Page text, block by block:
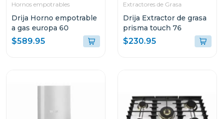
Hornos empotrables
Drija Horno empotrable
a gas europa 60
$589.95
Extractores de Grasa
Drija Extractor de grasa
prisma touch 76
$230.95